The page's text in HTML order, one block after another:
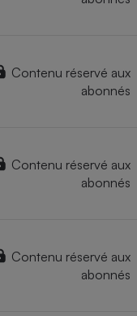
Contenu réservé aux
abonnés
Contenu réservé aux
abonnés
Contenu réservé aux
abonnés